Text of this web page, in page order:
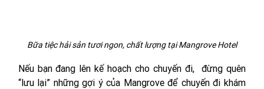
Bữa tiệc hải sản tươi ngon, chất lượng tại Mangrove Hotel
Nếu bạn đang lên kế hoạch cho chuyến đi,  đừng quên
“lưu lại” những gợi ý của Mangrove để chuyến đi khám